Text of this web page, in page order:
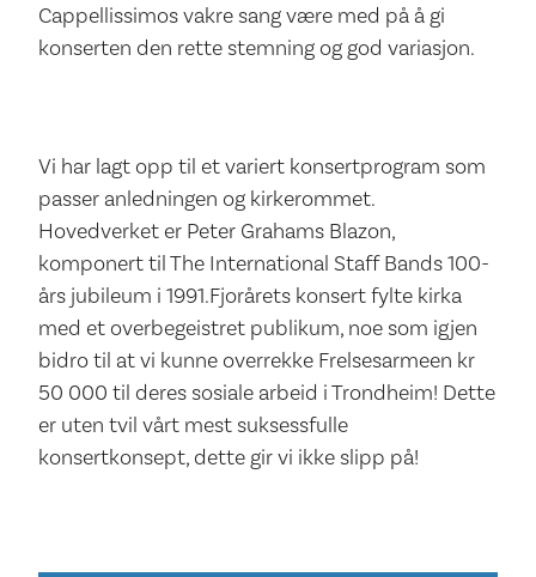
Cappellissimos vakre sang være med på å gi
konserten den rette stemning og god variasjon.
Vi har lagt opp til et variert konsertprogram som
passer anledningen og kirkerommet.
Hovedverket er Peter Grahams Blazon,
komponert til The International Staff Bands 100-
års jubileum i 1991.Fjorårets konsert fylte kirka
med et overbegeistret publikum, noe som igjen
bidro til at vi kunne overrekke Frelsesarmeen kr
50 000 til deres sosiale arbeid i Trondheim! Dette
er uten tvil vårt mest suksessfulle
konsertkonsept, dette gir vi ikke slipp på!